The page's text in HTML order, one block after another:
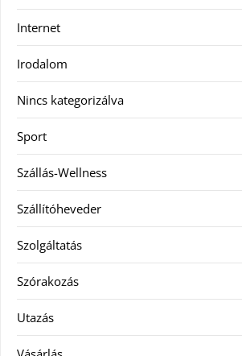
Internet
Irodalom
Nincs kategorizálva
Sport
Szállás-Wellness
Szállítóheveder
Szolgáltatás
Szórakozás
Utazás